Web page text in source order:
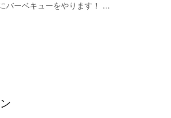
バーベキューをやります！ ...